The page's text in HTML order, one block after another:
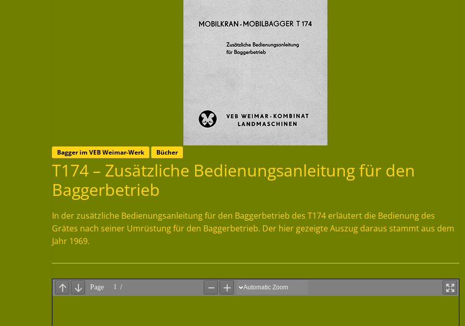
Bagger im VEB Weimar-Werk Bücher
T174 – Zusätzliche Bedienungsanleitung für den
Baggerbetrieb
In der zusätzliche Bedienungsanleitung für den Baggerbetrieb des T174 erläutert die Bedienung des
Grätes nach seiner Umrüstung für den Baggerbetrieb. Der hier gezeigte Auszug daraus stammt aus dem
Jahr 1969.